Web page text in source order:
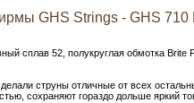
GHS Strings - GHS
сплав 52, полукруглая обмотка Brite
струны ​​отличные от всех
сохраняют гораздо дольше яркий